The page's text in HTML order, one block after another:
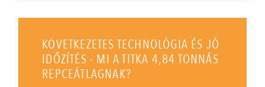
KÖVETKEZETES TECHNOLÓGIA ÉS JÓ
IDŐZÍTÉS - MI A TITKA 4,84 TONNÁS
REPCEÁTLAGNAK?